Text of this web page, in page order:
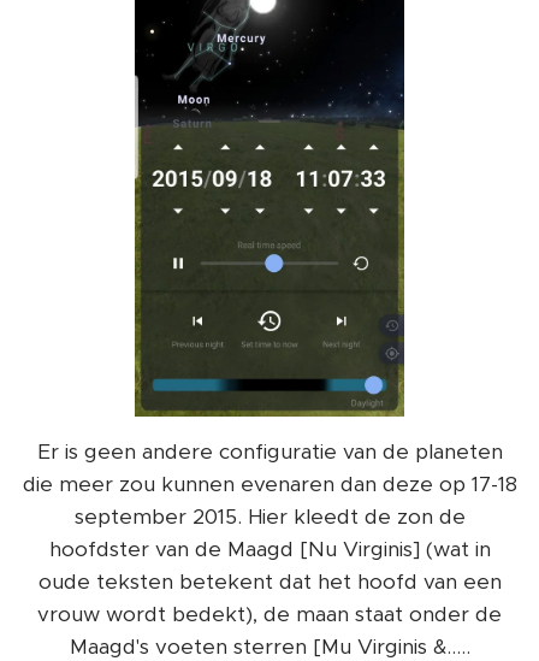
Er is geen andere configuratie van de planeten
die meer zou kunnen evenaren dan deze op 17-18
september 2015. Hier kleedt de zon de
hoofdster van de Maagd [Nu Virginis] (wat in
oude teksten betekent dat het hoofd van een
vrouw wordt bedekt), de maan staat onder de
Maagd's voeten sterren [Mu Virginis &.....